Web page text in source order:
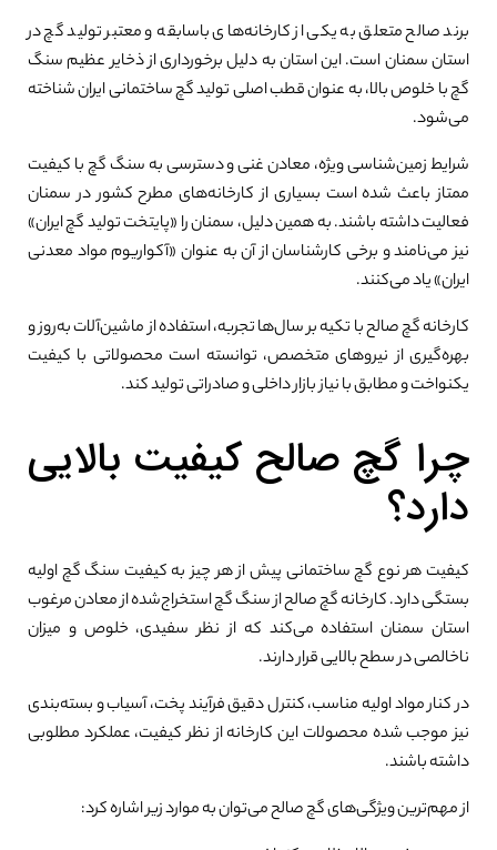
برند صالح متعلق به یکی از کارخانه‌های باسابقه و معتبر تولید گچ در
استان سمنان است. این استان به دلیل برخورداری از ذخایر عظیم سنگ
گچ با خلوص بالا، به عنوان قطب اصلی تولید گچ ساختمانی ایران شناخته
می‌شود.
شرایط زمین‌شناسی ویژه، معادن غنی و دسترسی به سنگ گچ با کیفیت
ممتاز باعث شده است بسیاری از کارخانه‌های مطرح کشور در سمنان
فعالیت داشته باشند. به همین دلیل، سمنان را «پایتخت تولید گچ ایران»
نیز می‌نامند و برخی کارشناسان از آن به عنوان «آکواریوم مواد معدنی
ایران» یاد می‌کنند.
کارخانه گچ صالح با تکیه بر سال‌ها تجربه، استفاده از ماشین‌آلات به‌روز و
بهره‌گیری از نیروهای متخصص، توانسته است محصولاتی با کیفیت
یکنواخت و مطابق با نیاز بازار داخلی و صادراتی تولید کند.
چرا گچ صالح کیفیت بالایی
دارد؟
کیفیت هر نوع گچ ساختمانی پیش از هر چیز به کیفیت سنگ گچ اولیه
بستگی دارد. کارخانه گچ صالح از سنگ گچ استخراج‌شده از معادن مرغوب
استان سمنان استفاده می‌کند که از نظر سفیدی، خلوص و میزان
ناخالصی در سطح بالایی قرار دارند.
در کنار مواد اولیه مناسب، کنترل دقیق فرآیند پخت، آسیاب و بسته‌بندی
نیز موجب شده محصولات این کارخانه از نظر کیفیت، عملکرد مطلوبی
داشته باشند.
از مهم‌ترین ویژگی‌های گچ صالح می‌توان به موارد زیر اشاره کرد: